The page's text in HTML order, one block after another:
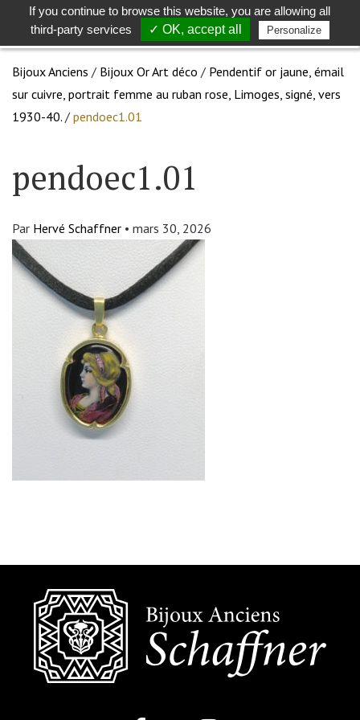
Toggle
search
Bijoux Anciens / Bijoux Or Art déco / Pendentif or jaune, émail
sur cuivre, portrait femme au ruban rose, Limoges, signé, vers
1930-40. / pendoec1.01
pendoec1.01
Par Hervé Schaffner • mars 30, 2026
If you continue to browse this website, you are allowing all
third-party services
✓ OK, accept all Personalize